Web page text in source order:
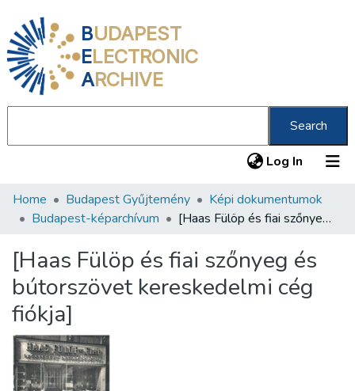
BUDAPEST
ELECTRONIC
ARCHIVE
Search
Log In (current)
Communities & Collections
Statistics
About us
Home Budapest Gyűjtemény
Képi dokumentumok
Budapest-képarchívum
[Haas Fülöp és fiai szőnyeg és bútorszövet kereskedelmi cég fiókja]
[Haas Fülöp és fiai szőnyeg és
bútorszövet kereskedelmi cég
fiókja]